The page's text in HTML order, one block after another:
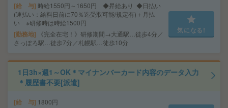
給 与 時給1550円～1650円 ◆昇給あり ◆日払い
(速払い：給料日前に70％迄受取可能/規定有)＋月払
い ※研修時は時給1500円
勤務地
《完全在宅！》研修期間→大通駅…徒歩4分／
さっぽろ駅…徒歩7分／札幌駅…徒歩10分
気になる!
1日3h×週1～OK＊マイナンバーカード内容のデータ入力
＊履歴書不要[派遣]
給 与 1800円